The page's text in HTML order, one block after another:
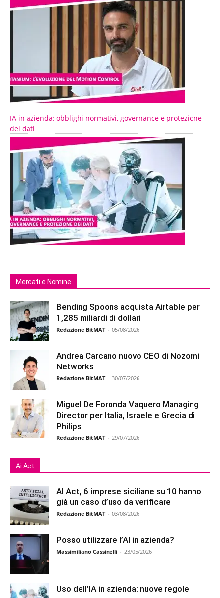
IA in azienda: obblighi normativi, governance e protezione
dei dati
Mercati e Nomine
Bending Spoons acquista Airtable per
1,285 miliardi di dollari
Redazione BitMAT - 05/08/2026
Andrea Carcano nuovo CEO di Nozomi
Networks
Redazione BitMAT - 30/07/2026
Miguel De Foronda Vaquero Managing
Director per Italia, Israele e Grecia di
Philips
Redazione BitMAT - 29/07/2026
Ai Act
AI Act, 6 imprese siciliane su 10 hanno
già un caso d’uso da verificare
Redazione BitMAT - 03/08/2026
Posso utilizzare l’AI in azienda?
Massimiliano Cassinelli - 23/05/2026
Uso dell’IA in azienda: nuove regole